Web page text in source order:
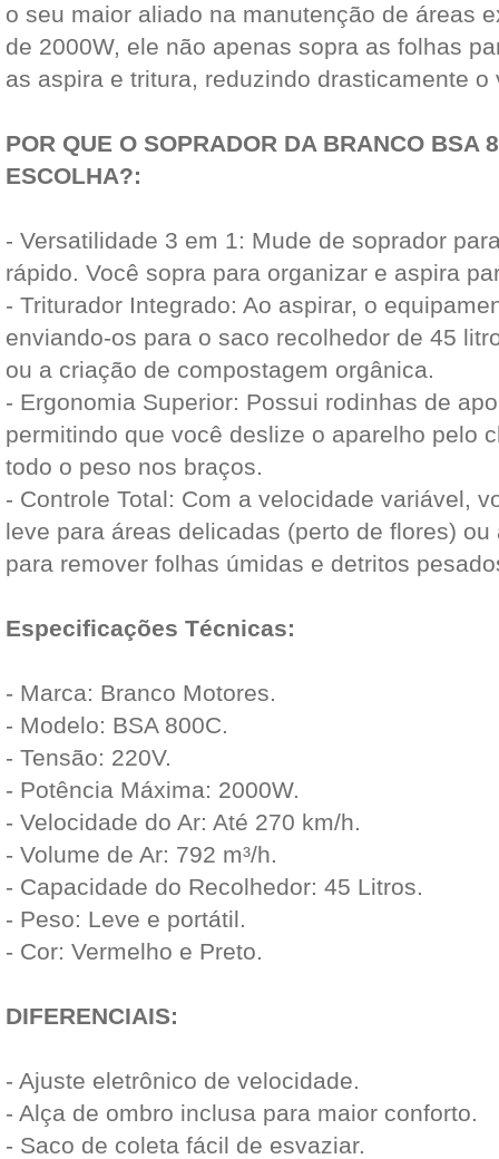
o seu maior aliado na manutenção de áreas
de 2000W, ele não apenas sopra as folhas
as aspira e tritura, reduzindo drasticamente
POR QUE O SOPRADOR DA BRANCO BSA
ESCOLHA?:
- Versatilidade 3 em 1: Mude de soprador
rápido. Você sopra para organizar e aspira
- Triturador Integrado: Ao aspirar, o
enviando-os para o saco recolhedor de 45
ou a criação de compostagem orgânica.
- Ergonomia Superior: Possui rodinhas de
permitindo que você deslize o aparelho pelo
todo o peso nos braços.
- Controle Total: Com a velocidade variável,
leve para áreas delicadas (perto de flores)
para remover folhas úmidas e detritos
Especificações Técnicas:
- Marca: Branco Motores.
- Modelo: BSA 800C.
- Tensão: 220V.
- Potência Máxima: 2000W.
- Velocidade do Ar: Até 270 km/h.
- Volume de Ar: 792 m³/h.
- Capacidade do Recolhedor: 45 Litros.
- Peso: Leve e portátil.
- Cor: Vermelho e Preto.
DIFERENCIAIS:
- Ajuste eletrônico de velocidade.
- Alça de ombro inclusa para maior conforto.
- Saco de coleta fácil de esvaziar.